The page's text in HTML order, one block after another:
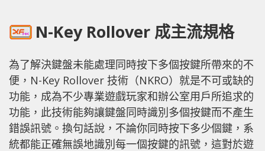
N-Key Rollover 成主流規格
為了解決鍵盤未能處理同時按下多個按鍵所帶來的不
便，N-Key Rollover 技術（NKRO）就是不可或缺的
功能，成為不少專業遊戲玩家和辦公室用戶所追求的
功能，此技術能夠讓鍵盤同時識別多個按鍵而不產生
錯誤訊號。換句話說，不論你同時按下多少個鍵，系
統都能正確無誤地識別每一個按鍵的訊號，這對於遊